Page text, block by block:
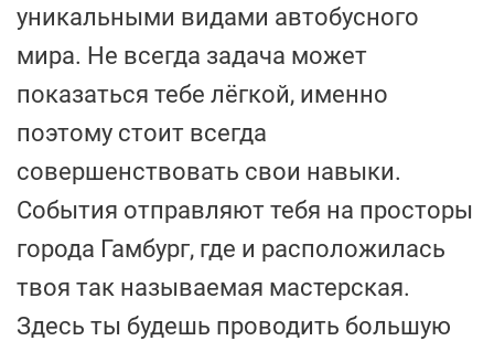
уникальными видами автобусного
мира. Не всегда задача может
показаться тебе лёгкой, именно
поэтому стоит всегда
совершенствовать свои навыки.
События отправляют тебя на просторы
города Гамбург, где и расположилась
твоя так называемая мастерская.
Здесь ты будешь проводить большую